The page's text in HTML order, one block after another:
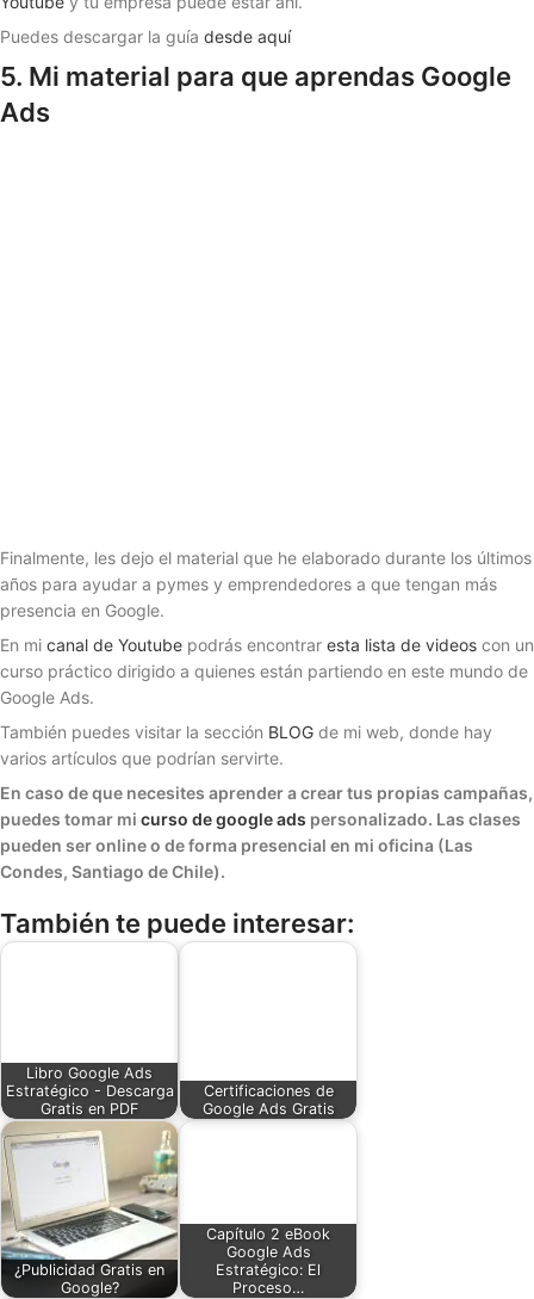
Puedes descargar la guía desde aquí
5. Mi material para que aprendas Google
Ads
Finalmente, les dejo el material que he elaborado durante los últimos
años para ayudar a pymes y emprendedores a que tengan más
presencia en Google.
En mi canal de Youtube podrás encontrar esta lista de videos con un
curso práctico dirigido a quienes están partiendo en este mundo de
Google Ads.
También puedes visitar la sección BLOG de mi web, donde hay
varios artículos que podrían servirte.
En caso de que necesites aprender a crear tus propias campañas,
puedes tomar mi curso de google ads personalizado. Las clases
pueden ser online o de forma presencial en mi oficina (Las
Condes, Santiago de Chile).
También te puede interesar:
Libro Google Ads
Estratégico - Descarga
Gratis en PDF
Certificaciones de
Google Ads Gratis
¿Publicidad Gratis en
Google?
Capítulo 2 eBook
Google Ads
Estratégico: El
Proceso…